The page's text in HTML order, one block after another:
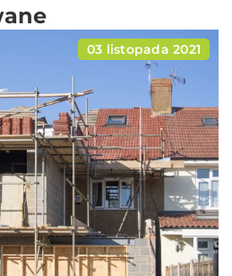
03 listopada 2021